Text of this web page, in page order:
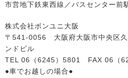
市営地下鉄東西線／バスセンター前
株式会社ボンユニ大阪
〒541-0056 大阪府大阪市中央区
ンドビル
TEL 06（6245）5801 FAX 06（
●車でお越しの場合●